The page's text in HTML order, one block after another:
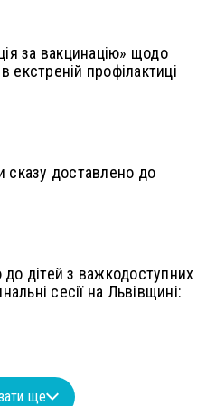
за вакцинацію» щодо
екстреній профілактиці
сказу доставлено до
дітей з важкодоступних
сесії на Львівщині:
ще